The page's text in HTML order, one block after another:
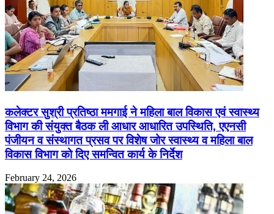
कलेक्टर सुश्री प्रतिष्ठा ममगाई ने महिला बाल विकास एवं स्वास्थ्य
विभाग की संयुक्त बैठक ली आधार आधारित उपस्थिति, एएनसी
पंजीयन व संस्थागत प्रसव पर विशेष जोर स्वास्थ्य व महिला बाल
विकास विभाग को दिए समन्वित कार्य के निर्देश
February 24, 2026